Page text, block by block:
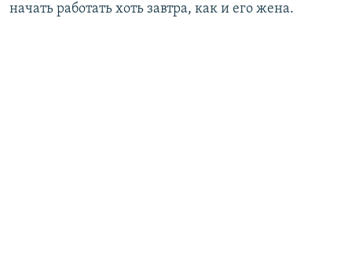
начать работать хоть завтра, как и его жена.